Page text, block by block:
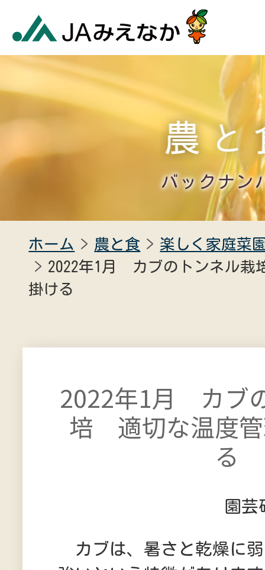
バックナン
ホーム 農と食
楽しく家庭菜
2022年1月 カブのトンネル
掛ける
2022年1月 カブ
培 適切な温度
る
園
カブは、暑さと乾燥に